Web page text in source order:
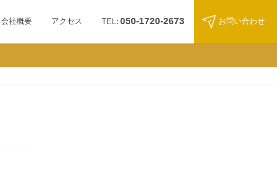
会社概要 アクセス TEL: 050-1720-2673 お問い合わせ